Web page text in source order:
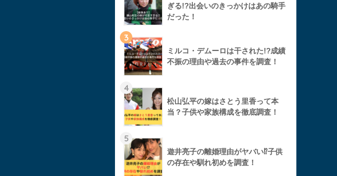
ぎる!?出会いのきっかけはあの騎手
だった！
3
ミルコ・デムーロは干された!?成績
不振の理由や過去の事件を調査！
4
松山弘平の嫁はさとう里香って本
当？子供や家族構成を徹底調査！
5
遊井亮子の離婚理由がヤバい⁉︎子供
の存在や馴れ初めを調査！